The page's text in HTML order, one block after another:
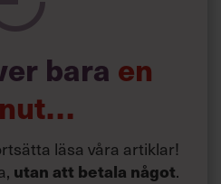
bara en
läsa våra artiklar!
utan att betala något.